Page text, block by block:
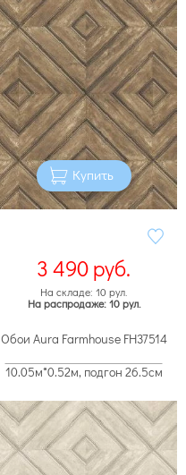
Купить
3 490руб.
На складе: 10 рул.
На распродаже: 10 рул.
Обои Aura Farmhouse FH37514
10.05м*0.52м, подгон 26.5см